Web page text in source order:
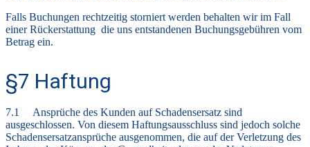
Falls Buchungen rechtzeitig storniert werden behalten wir im Fall
einer Rückerstattung die uns entstandenen Buchungsgebühren vom
Betrag ein.
§7 Haftung
7.1 Ansprüche des Kunden auf Schadensersatz sind
ausgeschlossen. Von diesem Haftungsausschluss sind jedoch solche
Schadensersatzansprüche ausgenommen, die auf der Verletzung des